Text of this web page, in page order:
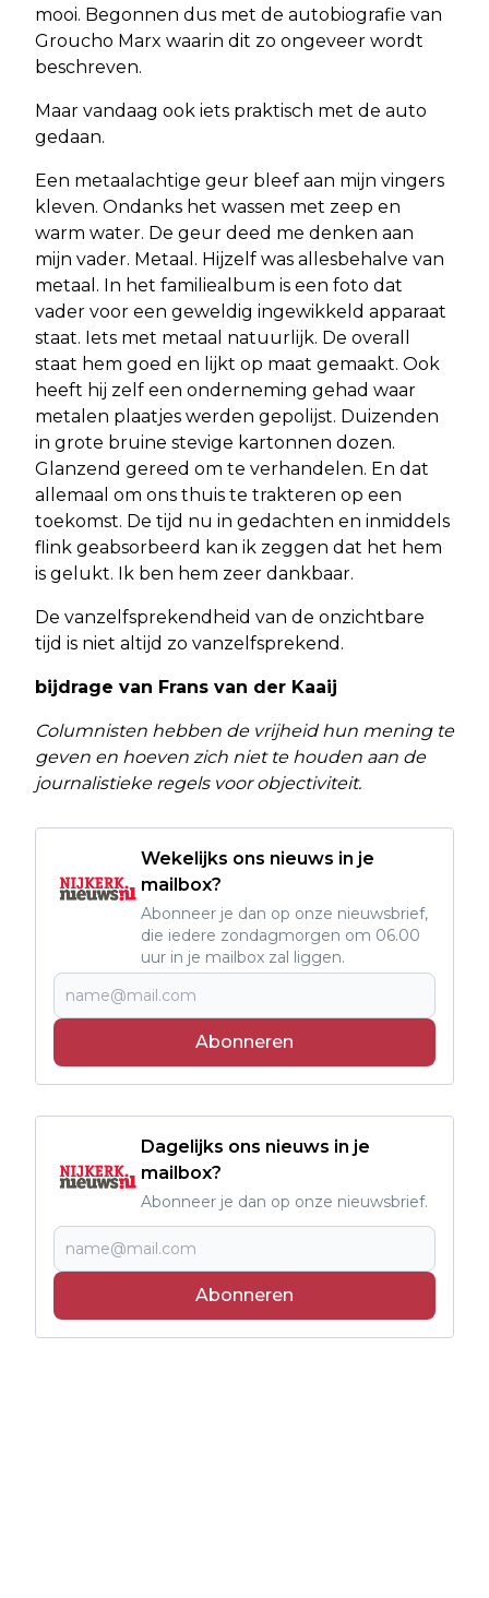
mooi. Begonnen dus met de autobiografie van
Groucho Marx waarin dit zo ongeveer wordt
beschreven.
Maar vandaag ook iets praktisch met de auto
gedaan.
Een metaalachtige geur bleef aan mijn vingers
kleven. Ondanks het wassen met zeep en
warm water. De geur deed me denken aan
mijn vader. Metaal. Hijzelf was allesbehalve van
metaal. In het familiealbum is een foto dat
vader voor een geweldig ingewikkeld apparaat
staat. Iets met metaal natuurlijk. De overall
staat hem goed en lijkt op maat gemaakt. Ook
heeft hij zelf een onderneming gehad waar
metalen plaatjes werden gepolijst. Duizenden
in grote bruine stevige kartonnen dozen.
Glanzend gereed om te verhandelen. En dat
allemaal om ons thuis te trakteren op een
toekomst. De tijd nu in gedachten en inmiddels
flink geabsorbeerd kan ik zeggen dat het hem
is gelukt. Ik ben hem zeer dankbaar.
De vanzelfsprekendheid van de onzichtbare
tijd is niet altijd zo vanzelfsprekend.
bijdrage van Frans van der Kaaij
Columnisten hebben de vrijheid hun mening te
geven en hoeven zich niet te houden aan de
journalistieke regels voor objectiviteit.
Wekelijks ons nieuws in je
mailbox?
Abonneer je dan op onze nieuwsbrief,
die iedere zondagmorgen om 06.00
uur in je mailbox zal liggen.
Abonneren
Dagelijks ons nieuws in je
mailbox?
Abonneer je dan op onze nieuwsbrief.
Abonneren